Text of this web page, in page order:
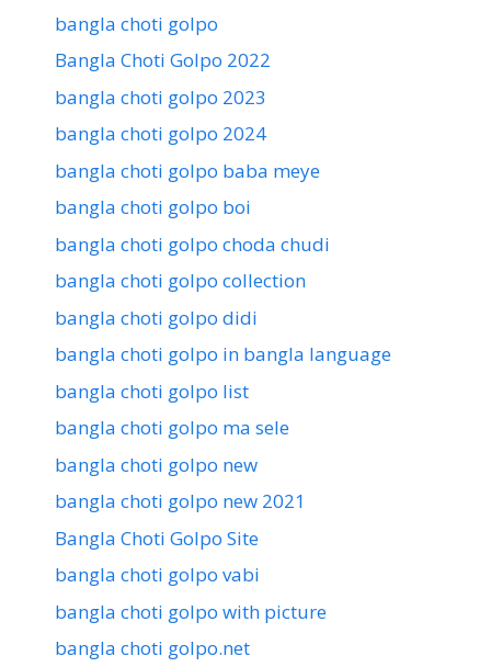
bangla choti golpo
Bangla Choti Golpo 2022
bangla choti golpo 2023
bangla choti golpo 2024
bangla choti golpo baba meye
bangla choti golpo boi
bangla choti golpo choda chudi
bangla choti golpo collection
bangla choti golpo didi
bangla choti golpo in bangla language
bangla choti golpo list
bangla choti golpo ma sele
bangla choti golpo new
bangla choti golpo new 2021
Bangla Choti Golpo Site
bangla choti golpo vabi
bangla choti golpo with picture
bangla choti golpo.net